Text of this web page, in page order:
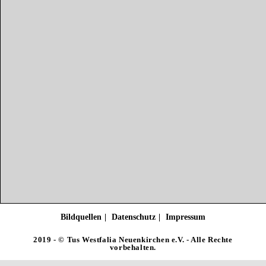
Bildquellen Datenschutz Impressum
2019 - © Tus Westfalia Neuenkirchen e.V. - Alle Rechte
vorbehalten.